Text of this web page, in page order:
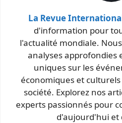
La Revue
d'information pour
l'actualité mondiale.
analyses approfondies
uniques sur les
économiques et
société. Explorez nos
experts passionnés pour
d'aujourd'hui et